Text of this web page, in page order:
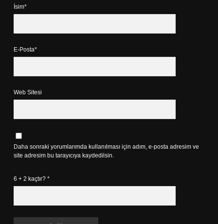
İsim*
E-Posta*
Web Sitesi
Daha sonraki yorumlarımda kullanılması için adım, e-posta adresim ve
site adresim bu tarayıcıya kaydedilsin.
6 + 2 kaçtır? *